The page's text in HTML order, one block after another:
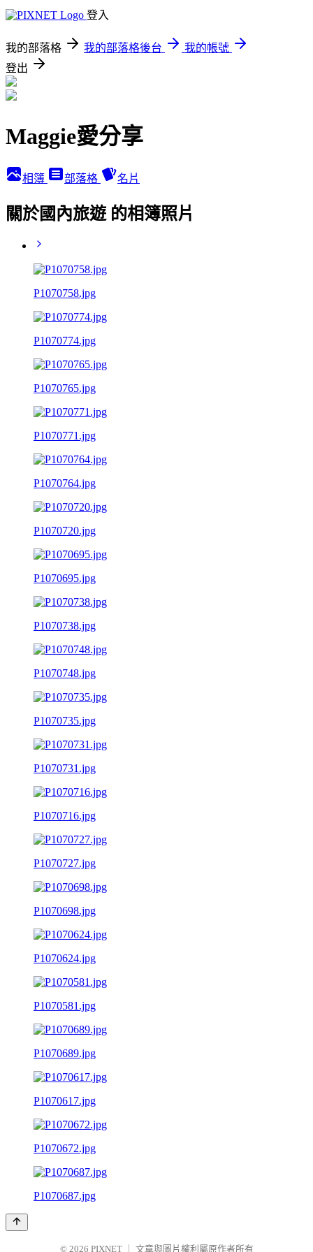
登入
我的部落格 我的部落格後台
我的帳號
登出
Maggie愛分享
相簿 部落格 名片
關於國內旅遊 的相簿照片
P1070758.jpg
P1070774.jpg
P1070765.jpg
P1070771.jpg
P1070764.jpg
P1070720.jpg
P1070695.jpg
P1070738.jpg
P1070748.jpg
P1070735.jpg
P1070731.jpg
P1070716.jpg
P1070727.jpg
P1070698.jpg
P1070624.jpg
P1070581.jpg
P1070689.jpg
P1070617.jpg
P1070672.jpg
P1070687.jpg
© 2026 PIXNET 文章與圖片權利屬原作者所有